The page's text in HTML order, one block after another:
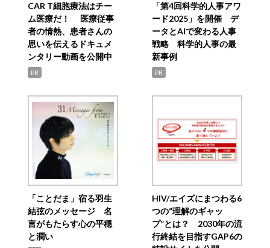
CAR T細胞療法はチー
ム医療だ！ 医療従事
者の情熱、患者さんの
思いを伝えるドキュメ
ンタリー動画を公開中
PR
「第4回科学的人事アワ
ード2025」を開催 デ
ータとAIで変わる人事
戦略 科学的人事の最
新事例
PR
「ことだま」宿る羽生
結弦のメッセージ 名
言がもたらす心の平穏
と潤い
HIV/エイズにまつわる6
つの“理解のギャッ
プ”とは？ 2030年の流
行終結を目指すGAP6の